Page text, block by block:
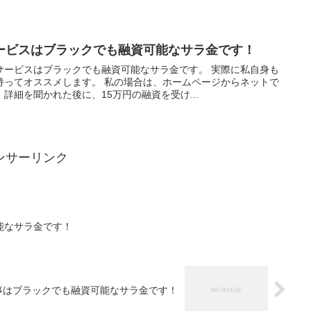
スはブラックでも融資可能なサラ金です！
ビスはブラックでも融資可能なサラ金です。 実際に私自身も
てオススメします。 私の場合は、ホームページからネットで
細を聞かれた後に、15万円の融資を受け...
サーリンク
サラ金です！
ブラックでも融資可能なサラ金です！